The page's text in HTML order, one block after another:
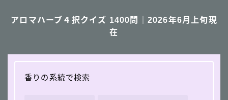
アロマハーブ４択クイズ 1400問｜2026年6月上旬現
在
香りの系統で検索